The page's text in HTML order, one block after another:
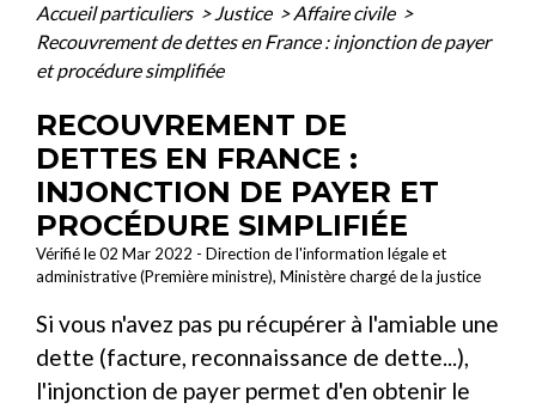
Accueil particuliers > Justice > Affaire civile >
Recouvrement de dettes en France : injonction de payer
et procédure simplifiée
RECOUVREMENT DE
DETTES EN FRANCE :
INJONCTION DE PAYER ET
PROCÉDURE SIMPLIFIÉE
Vérifié le 02 Mar 2022 - Direction de l'information légale et
administrative (Première ministre), Ministère chargé de la justice
Si vous n'avez pas pu récupérer à l'amiable une
dette (facture, reconnaissance de dette...),
l'injonction de payer permet d'en obtenir le